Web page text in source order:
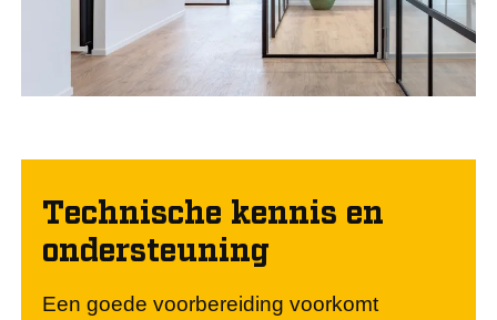
Technische kennis en
ondersteuning
Een goede voorbereiding voorkomt